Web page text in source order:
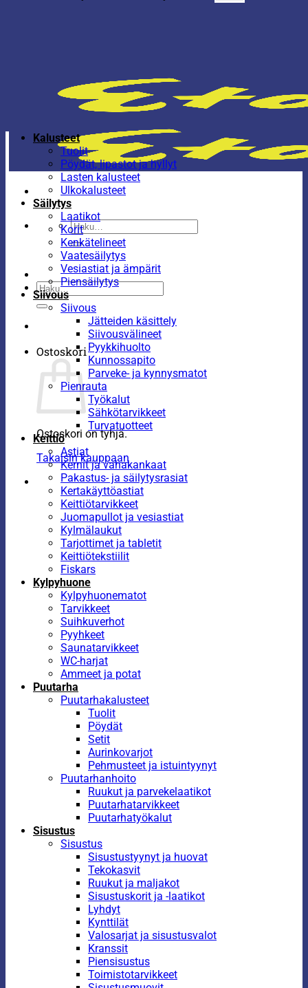
Etsi:
Etsi:
Ostoskori
Ostoskori on tyhjä.
Takaisin kauppaan
Kalusteet
Tuolit
Pöydät, lipastot ja hyllyt
Lasten kalusteet
Ulkokalusteet
Säilytys
Laatikot
Korit
Kenkätelineet
Vaatesäilytys
Vesiastiat ja ämpärit
Piensäilytys
Siivous
Siivous
Jätteiden käsittely
Siivousvälineet
Pyykkihuolto
Kunnossapito
Parveke- ja kynnysmatot
Pienrauta
Työkalut
Sähkötarvikkeet
Turvatuotteet
Keittiö
Astiat
Kernit ja vahakankaat
Pakastus- ja säilytysrasiat
Kertakäyttöastiat
Keittiötarvikkeet
Juomapullot ja vesiastiat
Kylmälaukut
Tarjottimet ja tabletit
Keittiötekstiilit
Fiskars
Kylpyhuone
Kylpyhuonematot
Tarvikkeet
Suihkuverhot
Pyyhkeet
Saunatarvikkeet
WC-harjat
Ammeet ja potat
Puutarha
Puutarhakalusteet
Tuolit
Pöydät
Setit
Aurinkovarjot
Pehmusteet ja istuintyynyt
Puutarhanhoito
Ruukut ja parvekelaatikot
Puutarhatarvikkeet
Puutarhatyökalut
Sisustus
Sisustus
Sisustustyynyt ja huovat
Tekokasvit
Ruukut ja maljakot
Sisustuskorit ja -laatikot
Lyhdyt
Kynttilät
Valosarjat ja sisustusvalot
Kranssit
Piensisustus
Toimistotarvikkeet